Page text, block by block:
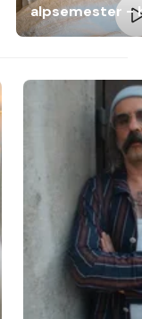
alpsemester -